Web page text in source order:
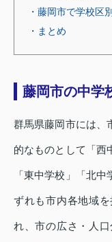
・藤岡市で学校区
・まとめ
藤岡市の中学
群馬県藤岡市には、
的なものとして「西
「東中学校」「北
ずれも市内各地域
れ、市の広さ・人